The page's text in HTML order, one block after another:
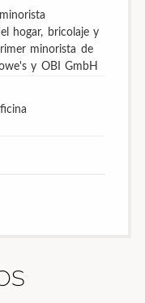
hogar, bricolaje y
minorista de
y OBI GmbH